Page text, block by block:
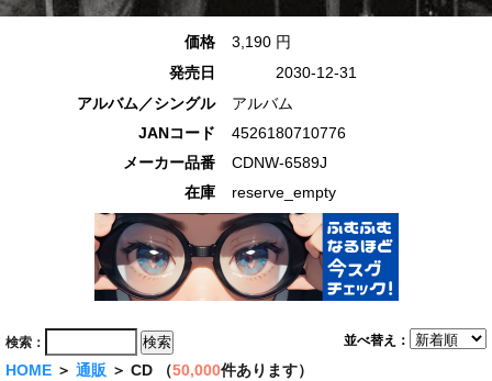
価格
3,190 円
発売日
2030-12-31
アルバム／シングル
アルバム
JANコード
4526180710776
メーカー品番
CDNW-6589J
在庫
reserve_empty
並べ替え：
検索：
HOME ＞ 通販 ＞ CD （50,000件あります）